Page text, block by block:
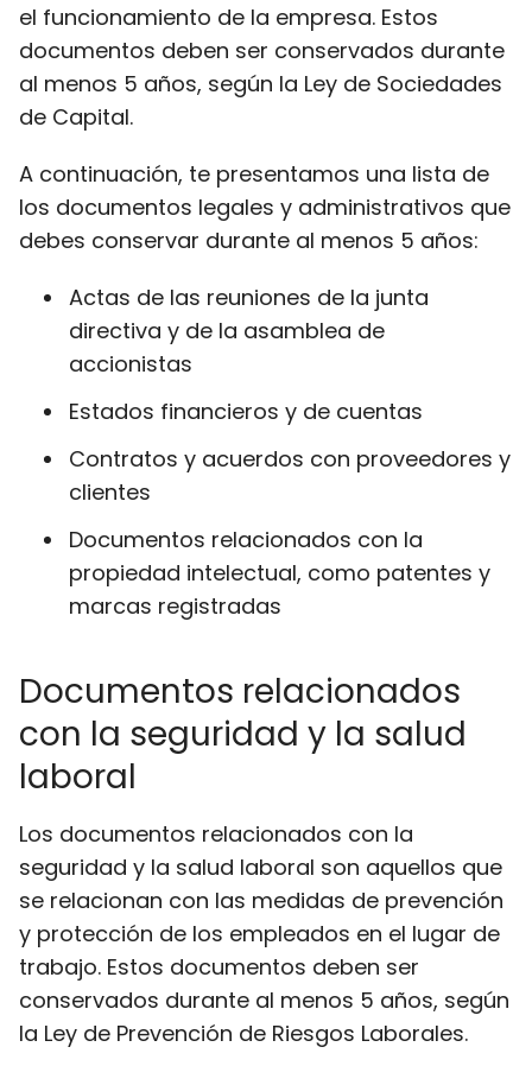
el funcionamiento de la empresa. Estos
documentos deben ser conservados durante
al menos 5 años, según la Ley de Sociedades
de Capital.
A continuación, te presentamos una lista de
los documentos legales y administrativos que
debes conservar durante al menos 5 años:
Actas de las reuniones de la junta
directiva y de la asamblea de
accionistas
Estados financieros y de cuentas
Contratos y acuerdos con proveedores y
clientes
Documentos relacionados con la
propiedad intelectual, como patentes y
marcas registradas
Documentos relacionados
con la seguridad y la salud
laboral
Los documentos relacionados con la
seguridad y la salud laboral son aquellos que
se relacionan con las medidas de prevención
y protección de los empleados en el lugar de
trabajo. Estos documentos deben ser
conservados durante al menos 5 años, según
la Ley de Prevención de Riesgos Laborales.